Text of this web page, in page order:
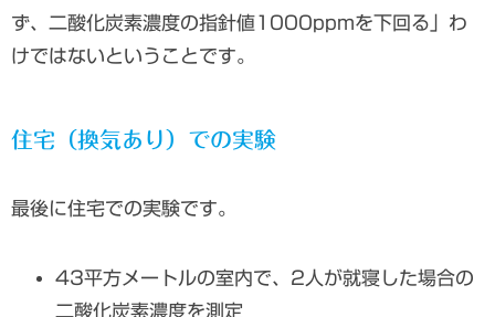
ず、二酸化炭素濃度の指針値1000ppmを下回る」わ
けではないということです。
住宅（換気あり）での実験
最後に住宅での実験です。
43平方メートルの室内で、2人が就寝した場合の
二酸化炭素濃度を測定